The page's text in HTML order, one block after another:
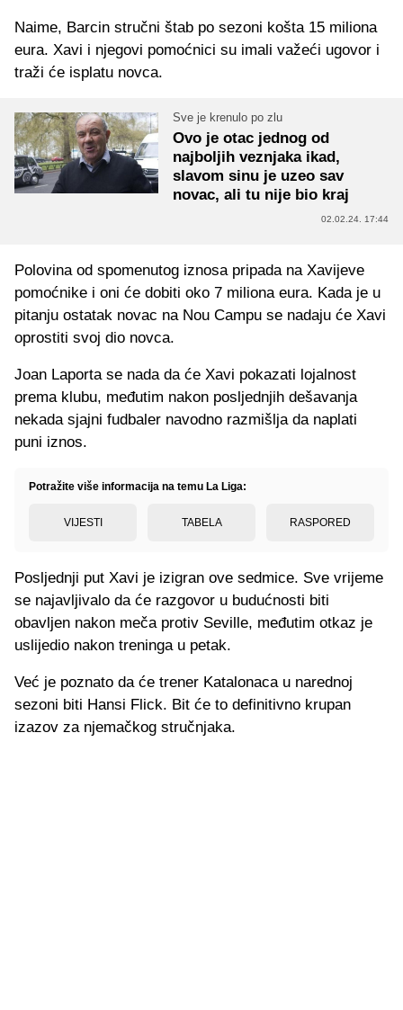
Naime, Barcin stručni štab po sezoni košta 15 miliona
eura. Xavi i njegovi pomoćnici su imali važeći ugovor i
traži će isplatu novca.
Sve je krenulo po zlu
Ovo je otac jednog od
najboljih veznjaka ikad,
slavom sinu je uzeo sav
novac, ali tu nije bio kraj
02.02.24. 17:44
Polovina od spomenutog iznosa pripada na Xavijeve
pomoćnike i oni će dobiti oko 7 miliona eura. Kada je u
pitanju ostatak novac na Nou Campu se nadaju će Xavi
oprostiti svoj dio novca.
Joan Laporta se nada da će Xavi pokazati lojalnost
prema klubu, međutim nakon posljednjih dešavanja
nekada sjajni fudbaler navodno razmišlja da naplati
puni iznos.
Potražite više informacija na temu La Liga:
VIJESTI TABELA RASPORED
Posljednji put Xavi je izigran ove sedmice. Sve vrijeme
se najavljivalo da će razgovor u budućnosti biti
obavljen nakon meča protiv Seville, međutim otkaz je
uslijedio nakon treninga u petak.
Već je poznato da će trener Katalonaca u narednoj
sezoni biti Hansi Flick. Bit će to definitivno krupan
izazov za njemačkog stručnjaka.